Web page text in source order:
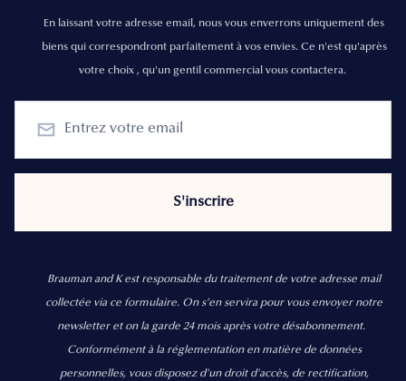
En laissant votre adresse email, nous vous enverrons uniquement des
biens qui correspondront parfaitement à vos envies. Ce n'est qu'après
votre choix , qu'un gentil commercial vous contactera.
Brauman and K est responsable du traitement de votre adresse mail
collectée via ce formulaire. On s’en servira pour vous envoyer notre
newsletter et on la garde 24 mois après votre désabonnement.
Conformément à la réglementation en matière de données
personnelles, vous disposez d'un droit d'accès, de rectification,